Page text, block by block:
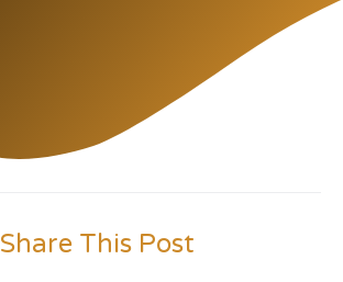
Share This Post